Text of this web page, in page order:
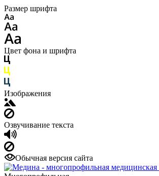
Размер шрифта
Цвет фона и шрифта
Изображения
Озвучивание текста
Обычная версия сайта